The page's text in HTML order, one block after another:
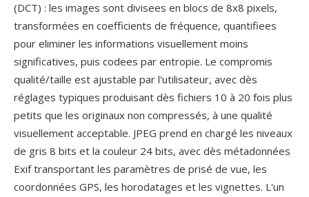
(DCT) : les images sont divisees en blocs de 8x8 pixels,
transformées en coefficients de fréquence, quantifiees
pour eliminer les informations visuellement moins
significatives, puis codees par entropie. Le compromis
qualité/taille est ajustable par l'utilisateur, avec dès
réglages typiques produisant dès fichiers 10 à 20 fois plus
petits que les originaux non compressés, à une qualité
visuellement acceptable. JPEG prend en chargé les niveaux
de gris 8 bits et la couleur 24 bits, avec dès métadonnées
Exif transportant les paramètres de prisé de vue, les
coordonnées GPS, les horodatages et les vignettes. L'un